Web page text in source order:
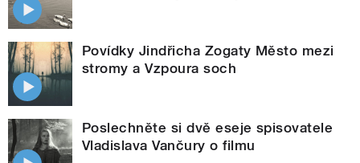
Povídky Jindřicha Zogaty Město mezi
stromy a Vzpoura soch
Poslechněte si dvě eseje spisovatele
Vladislava Vančury o filmu